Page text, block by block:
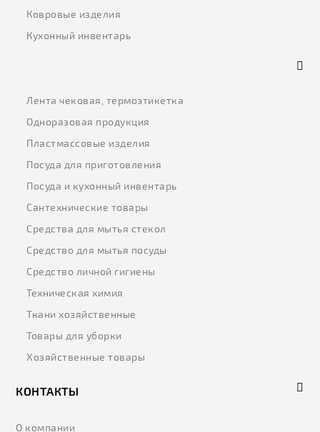
Ковровые изделия
Кухонный инвентарь
Лента чековая, термоэтикетка
Одноразовая продукция
Пластмассовые изделия
Посуда для приготовления
Посуда и кухонный инвентарь
Сантехнические товары
Средства для мытья стекол
Средство для мытья посуды
Средство личной гигиены
Техническая химия
Ткани хозяйственные
Товары для уборки
Хозяйственные товары
КОНТАКТЫ
О компании